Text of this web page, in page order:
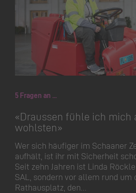
5 Fragen an ...
«Draussen fühle ich mich
wohlsten»
Wer sich häufiger im Schaaner
aufhält, ist ihr mit Sicherheit
Seit zehn Jahren ist Linda
SAL, sondern vor allem rund um
Rathausplatz, den…